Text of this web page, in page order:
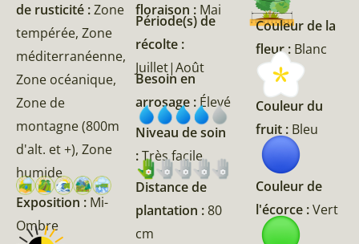
de rusticité :Zone
tempérée, Zone
méditerranéenne,
Zone océanique,
Zone de
montagne (800m
d'alt. et +), Zone
humide
Exposition : Mi-
Ombre
floraison : Mai
Période(s) de
récolte :
Juillet|Août
Besoin en
arrosage :Élevé
Niveau de soin
:Très facile
Distance de
plantation :80
cm
Couleur de la
fleur : Blanc
Couleur du
fruit : Bleu
Couleur de
l'écorce :Vert